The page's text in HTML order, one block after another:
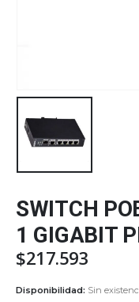
SWITCH
1 GIGABIT
$217.593
Disponibilidad: Sin